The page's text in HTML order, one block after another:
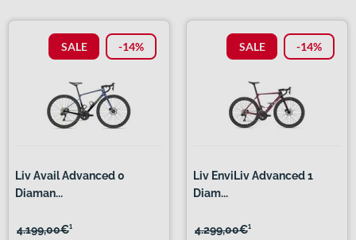
SALE -14%
Liv Avail Advanced 0
Diaman...
4.199,00€¹
SALE -14%
Liv EnviLiv Advanced 1
Diam...
4.299,00€¹